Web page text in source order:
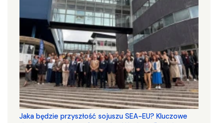
Jaka będzie przyszłość sojuszu SEA-EU? Kluczowe